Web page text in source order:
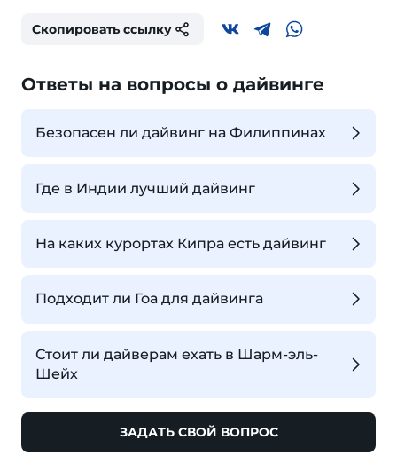
Скопировать ссылку
Ответы на вопросы о дайвинге
Безопасен ли дайвинг на Филиппинах
Где в Индии лучший дайвинг
На каких курортах Кипра есть дайвинг
Подходит ли Гоа для дайвинга
Стоит ли дайверам ехать в Шарм-эль-
Шейх
ЗАДАТЬ СВОЙ ВОПРОС